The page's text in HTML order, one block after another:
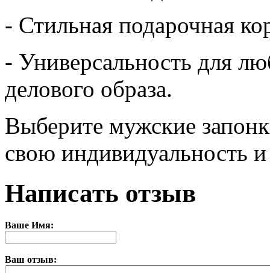
- Стильная подарочная
- Универсальность для
делового образа.
Выберите мужские
свою индивидуальность
Написать отзыв
Ваше Имя:
Ваш отзыв: